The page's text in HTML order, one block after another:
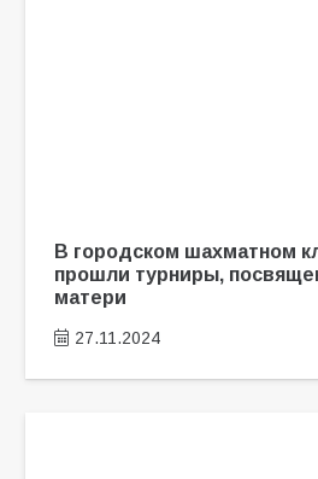
В городском шахматном
прошли турниры,
матери
27.11.2024